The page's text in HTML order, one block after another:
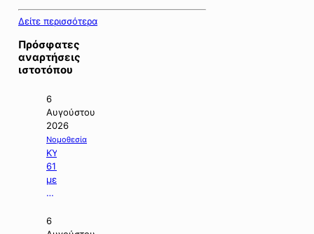
Δείτε περισσότερα
Πρόσφατες
αναρτήσεις
ιστοτόπου
6
Αυγούστου
2026
Νομοθεσία
ΚΥΑ
61566/2026
με
θέμα:
ενδιαφέροντος
6